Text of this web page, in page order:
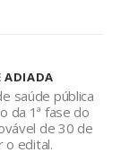
ADIADA
saúde pública
da 1ª fase do
de 30 de
o edital.